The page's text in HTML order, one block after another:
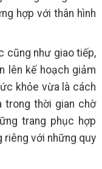
hợp với thân hình
cũng như giao tiếp,
lên kế hoạch giảm
khỏe vừa là cách
thời gian chờ
trang phục hợp
riêng với những quy